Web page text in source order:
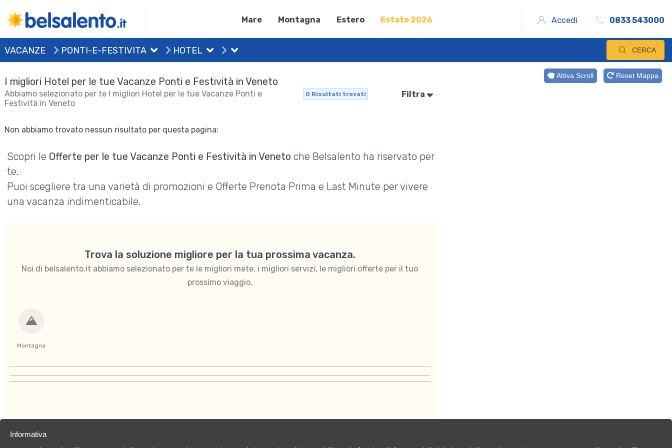
Mare Montagna Estero Estate 2026 Accedi 0833 543000
VACANZE PONTI-E-FESTIVITA HOTEL CERCA
I migliori Hotel per le tue Vacanze Ponti e Festività in Veneto
Abbiamo selezionato per te I migliori Hotel per le tue Vacanze Ponti e
Festività in Veneto
0 Risultati trovati Filtra
Non abbiamo trovato nessun risultato per questa pagina:
Scopri le Offerte per le tue Vacanze Ponti e Festività in Veneto che Belsalento ha riservato per
te.
Puoi scegliere tra una varietà di promozioni e Offerte Prenota Prima e Last Minute per vivere
una vacanza indimenticabile.
Trova la soluzione migliore per la tua prossima vacanza.
Noi di belsalento.it abbiamo selezionato per te le migliori mete, i migliori servizi, le migliori offerte per il tuo
prossimo viaggio.
Montagna
Attiva Scroll Reset Mappa
Informativa